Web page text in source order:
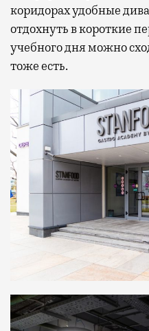
коридорах удобные
отдохнуть в короткие
учебного дня можно
тоже есть.